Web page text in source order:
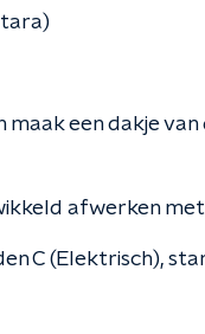
een dakje
afwerken
C (Elektrisch),